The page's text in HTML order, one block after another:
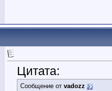
Цитата:
Сообщение от vadozz